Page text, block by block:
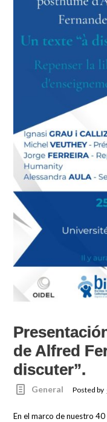
de Alfred
discuter”.
General Posted by
En el marco de nuestro